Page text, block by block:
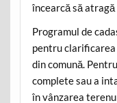
încearcă să
Programul de
pentru
din comună.
complete sau a
în vânzarea